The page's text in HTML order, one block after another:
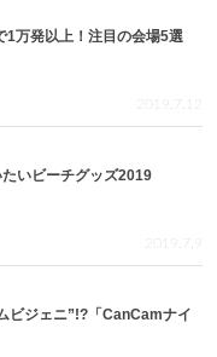
1万発以上！注目の会場5選
2019.7.12
いビーチグッズ2019
2019.7.9
ビジェニ”!?「CanCamナイ